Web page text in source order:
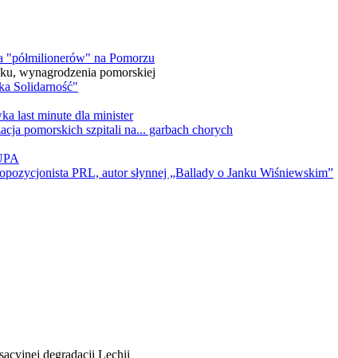
na Pomorzu
wynagrodzenia pomorskiej
Solidarność"
last minute dla minister
pomorskich szpitali na... garbach chorych
PRL, autor słynnej „Ballady o Janku Wiśniewskim”
degradacji Lechii